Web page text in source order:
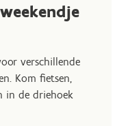
verschillende
Kom fietsen,
in de driehoek